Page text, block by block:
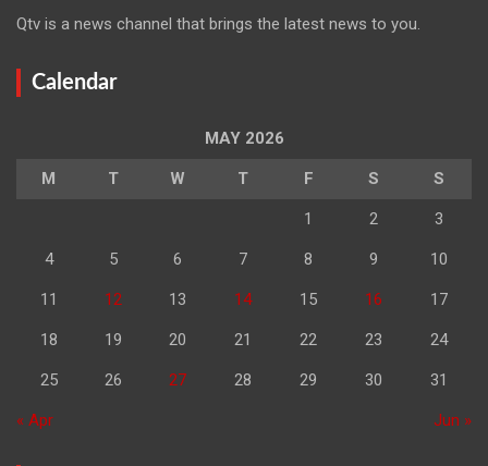
Qtv is a news channel that brings the latest news to you.
Calendar
MAY 2026
M T W T F S S
1 2 3
4 5 6 7 8 9 10
11 12 13 14 15 16 17
18 19 20 21 22 23 24
25 26 27 28 29 30 31
« Apr Jun »